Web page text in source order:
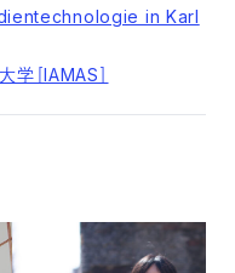
in Karl
［IAMAS］